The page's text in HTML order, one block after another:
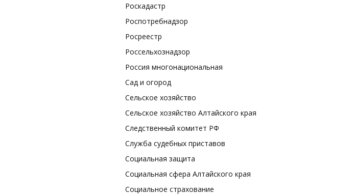
Роскадастр
Роспотребнадзор
Росреестр
Россельхознадзор
Россия многонациональная
Сад и огород
Сельское хозяйство
Сельское хозяйство Алтайского края
Следственный комитет РФ
Служба судебных приставов
Социальная защита
Социальная сфера Алтайского края
Социальное страхование